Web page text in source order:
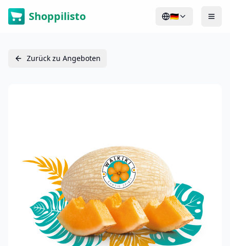
Shoppilisto 🇩🇪
Zurück zu Angeboten